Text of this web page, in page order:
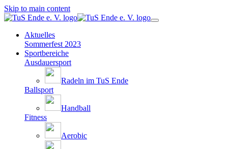
Skip to main content
Aktuelles
Sommerfest 2023
Sportbereiche
Ausdauersport
Radeln im TuS Ende
Ballsport
Handball
Fitness
Aerobic